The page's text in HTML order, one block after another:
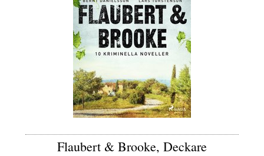
Flaubert & Brooke, Deckare